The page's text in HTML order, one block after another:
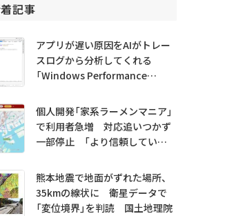
記事
アプリが遅い原因をAIがトレー
スログから分析してくれる
「Windows Performance
プレビュー公開
個人開発「家系ラーメンマニア」
で利用者急増 対応追いつかず
一部停止 「より信頼していた
熊本地震で地面がずれた場所、
35kmの線状に 衛星データで
「変位境界」を判読 国土地理院